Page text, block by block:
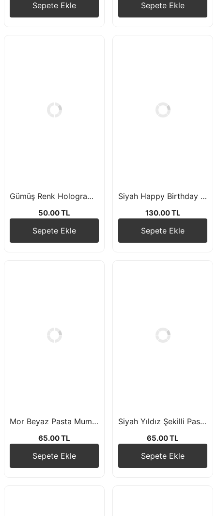
Sepete Ekle Sepete Ekle
Gümüş Renk Hologramlı Cupcake Kürdan Süsü 15 Adet
50.00 TL
Sepete Ekle
Siyah Happy Birthday Yazılı Karton Tabak Bardak 8'li
130.00 TL
Sepete Ekle
Mor Beyaz Pasta Mumu 6'lı 15 cm
65.00 TL
Sepete Ekle
Siyah Yıldız Şekilli Pasta Mumu 4 Adet Doğum Günü Pasta Mumu
65.00 TL
Sepete Ekle